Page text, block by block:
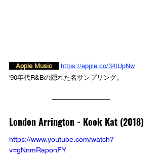
Apple Music
https://apple.co/34tUpNw
'90年代R&Bの隠れた名サンプリング。
London Arrington - Kook Kat (2018)
https://www.youtube.com/watch?
v=gNnmRaponFY